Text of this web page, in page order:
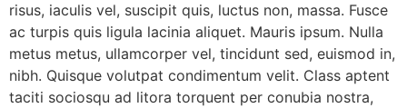
risus, iaculis vel, suscipit quis, luctus non, massa. Fusce
ac turpis quis ligula lacinia aliquet. Mauris ipsum. Nulla
metus metus, ullamcorper vel, tincidunt sed, euismod in,
nibh. Quisque volutpat condimentum velit. Class aptent
taciti sociosqu ad litora torquent per conubia nostra,